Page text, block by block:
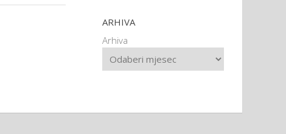
ARHIVA
Arhiva